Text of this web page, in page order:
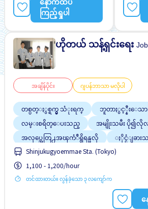
ျမွင့္တင္သည္
ကြည့်ရှုပါ
ဟိုတယ် သန့်ရှင်းရေး
အချိန်ပိုင်း ဂျပန်ဘာသာ မလိုပါ
တစ္ပတ္ႏွစ္ရက္မွ သံုးရက္
ဘူတာႏွင့္နီးေသာ
လမ္းစရိတ္ေပးသည္
အမျိုးသမီး ပို၍လို
အလုပ္အေတြ႕အၾကံဳရွိရန္မလို
ႏိုင္ငံျခား
ဂ်ပန္စာမတတ္လည္းအဆင္ေျပသည္
Shinjukugyoemmae Sta. (Tokyo)
1,100 - 1,200/hour
တင်ထားတယ်။ လွန်ခဲ့သော ၃ လကျော်က